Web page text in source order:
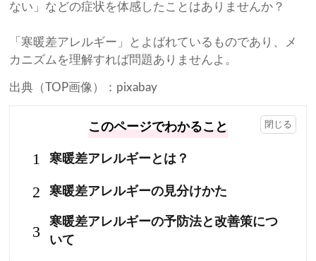
ない」などの症状を体感したことはありませんか？
「寒暖差アレルギー」とよばれているものであり、メ
カニズムを理解すれば問題ありませんよ。
出典（TOP画像）：pixabay
このページでわかること
1 寒暖差アレルギーとは？
2 寒暖差アレルギーの見分けかた
3
寒暖差アレルギーの予防法と改善策につ
いて